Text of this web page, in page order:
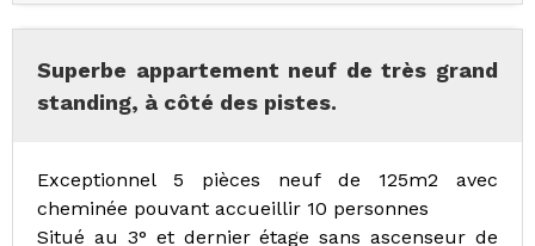
Superbe appartement neuf de très grand
standing, à côté des pistes.
Exceptionnel 5 pièces neuf de 125m2 avec
cheminée pouvant accueillir 10 personnes
Situé au 3° et dernier étage sans ascenseur de